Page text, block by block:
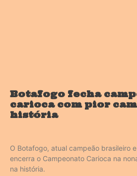
Botafogo fecha
carioca com pior
história
O Botafogo, atual campeão brasileiro
encerra o Campeonato Carioca na
na história.